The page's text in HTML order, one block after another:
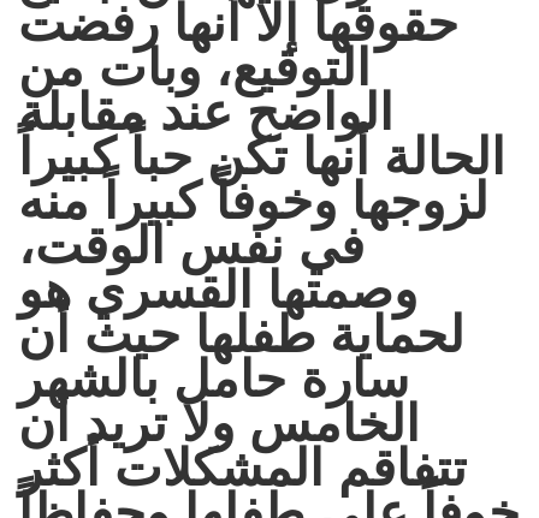
حقوقها إلا أنها رفضت
التوقيع، وبات من
الواضح عند مقابلة
الحالة أنها تكن حباً كبيراً
لزوجها وخوفاً كبيراً منه
في نفس الوقت،
وصمتها القسري هو
لحماية طفلها حيث أن
سارة حامل بالشهر
الخامس ولا تريد أن
تتفاقم المشكلات أكثر